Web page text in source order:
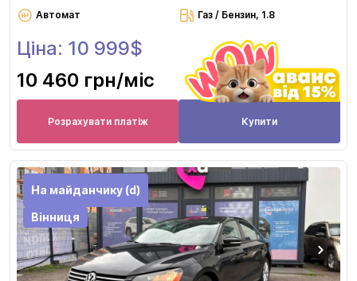
Автомат
Газ / Бензин, 1.8
Ціна: 10 999$
10 460 грн/міс
Розрахувати платіж Купити
На майданчику (d)
Вінниця